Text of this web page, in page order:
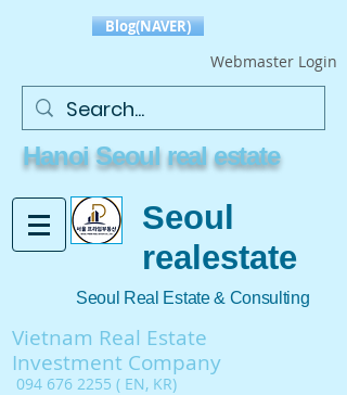
Blog(NAVER)
Webmaster Login
Hanoi Seoul real estate
Seoul
realestate
Seoul Real Estate & Consulting
Vietnam Real Estate
Investment Company
094 676 2255 ( EN, KR)